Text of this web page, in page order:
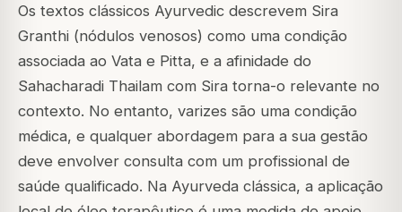
Os textos clássicos Ayurvedic descrevem Sira
Granthi (nódulos venosos) como uma condição
associada ao Vata e Pitta, e a afinidade do
Sahacharadi Thailam com Sira torna-o relevante no
contexto. No entanto, varizes são uma condição
médica, e qualquer abordagem para a sua gestão
deve envolver consulta com um profissional de
saúde qualificado. Na Ayurveda clássica, a aplicação